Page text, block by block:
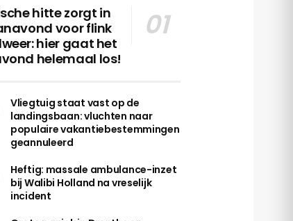
hitte zorgt in
voor flink
hier gaat het
helemaal los!
Vliegtuig staat vast op de
landingsbaan: vluchten naar
populaire vakantiebestemmingen
geannuleerd
Heftig: massale ambulance-inzet
bij Walibi Holland na vreselijk
incident